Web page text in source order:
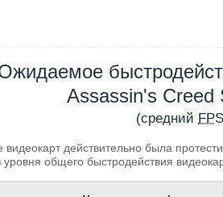
Assassin's Creed
(средний
видеокарт действительно была
общего быстродействия